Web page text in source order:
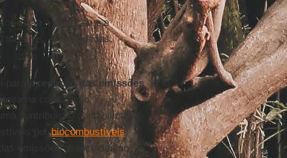
estão a proteção e a
turfeiras, áreas úmidas,
para aredução das emissões
na construção,
contribuição contabilizada
porbiocombustíveis
emissões associadas ao